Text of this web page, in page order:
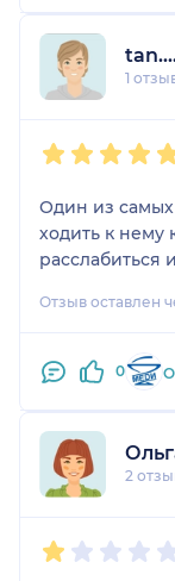
1
Один из
ходить к нему
расслабиться
Отзыв оставлен
0
2